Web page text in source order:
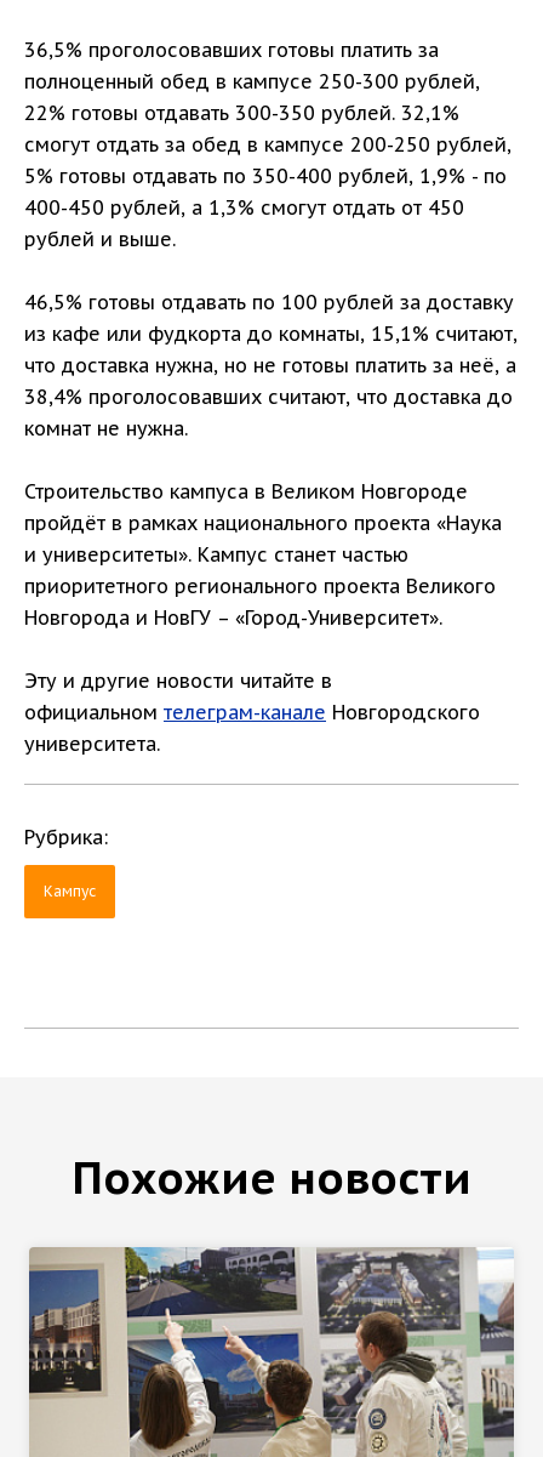
36,5% проголосовавших готовы платить за
полноценный обед в кампусе 250-300 рублей,
22% готовы отдавать 300-350 рублей. 32,1%
смогут отдать за обед в кампусе 200-250 рублей,
5% готовы отдавать по 350-400 рублей, 1,9% - по
400-450 рублей, а 1,3% смогут отдать от 450
рублей и выше.
46,5% готовы отдавать по 100 рублей за доставку
из кафе или фудкорта до комнаты, 15,1% считают,
что доставка нужна, но не готовы платить за неё, а
38,4% проголосовавших считают, что доставка до
комнат не нужна.
Строительство кампуса в Великом Новгороде
пройдёт в рамках национального проекта «Наука
и университеты». Кампус станет частью
приоритетного регионального проекта Великого
Новгорода и НовГУ – «Город-Университет».
Эту и другие новости читайте в
официальном телеграм-канале Новгородского
университета.
Рубрика:
Кампус
Похожие новости